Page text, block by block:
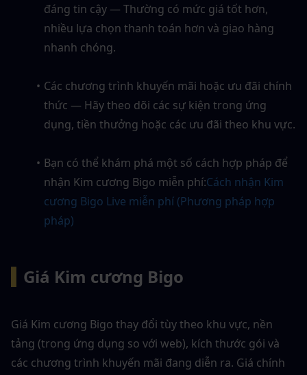
đáng tin cậy — Thường có mức giá tốt hơn,
nhiều lựa chọn thanh toán hơn và giao hàng
nhanh chóng.
Các chương trình khuyến mãi hoặc ưu đãi chính
thức — Hãy theo dõi các sự kiện trong ứng
dụng, tiền thưởng hoặc các ưu đãi theo khu vực.
Bạn có thể khám phá một số cách hợp pháp để
nhận Kim cương Bigo miễn phí:Cách nhận Kim
cương Bigo Live miễn phí (Phương pháp hợp
pháp)
Giá Kim cương Bigo
Giá Kim cương Bigo thay đổi tùy theo khu vực, nền
tảng (trong ứng dụng so với web), kích thước gói và
các chương trình khuyến mãi đang diễn ra. Giá chính